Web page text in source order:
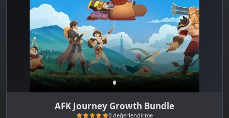
AFK Journey Growth Bundle